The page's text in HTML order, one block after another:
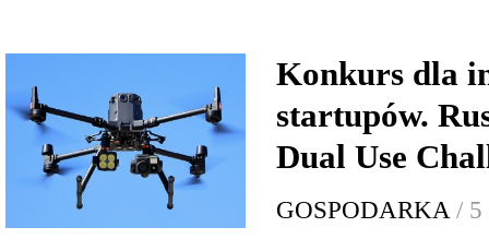
Konkurs dla
startupów.
Dual Use
GOSPODARKA / 5